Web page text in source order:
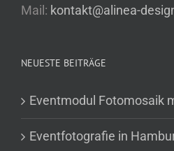
Mail: kontakt@alinea-
NEUESTE BEITRÄGE
Eventmodul Fotomosaik
Eventfotografie in